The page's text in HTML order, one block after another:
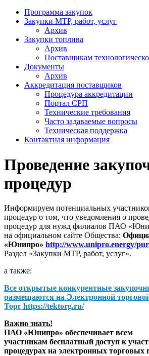
Программа закупок
Закупки МТР, работ, услуг
Архив
Закупки топлива
Архив
Поставщикам
Документы
Архив
Аккредитация поставщиков
Процедура аккредитации
Портал СРП
Технические требования
Часто задаваемые вопросы
Техническая поддержка
Контактная информация
Проведение
процедур
Информируем потенциальных
процедур о том, что уведомления о
процедур для нужд филиалов ПАО
на официальном сайте Общества:
«Юнипро» http://www.unipro.energy/
Раздел «Закупки МТР, работ, услуг».
а также:
Все открытые конкурентные
размещаются на Электронной
Торг https://tektorg.ru/
Важно знать!
ПАО «Юнипро» обеспечивает всем
участникам бесплатный доступ к
процедурах на электронных торговых